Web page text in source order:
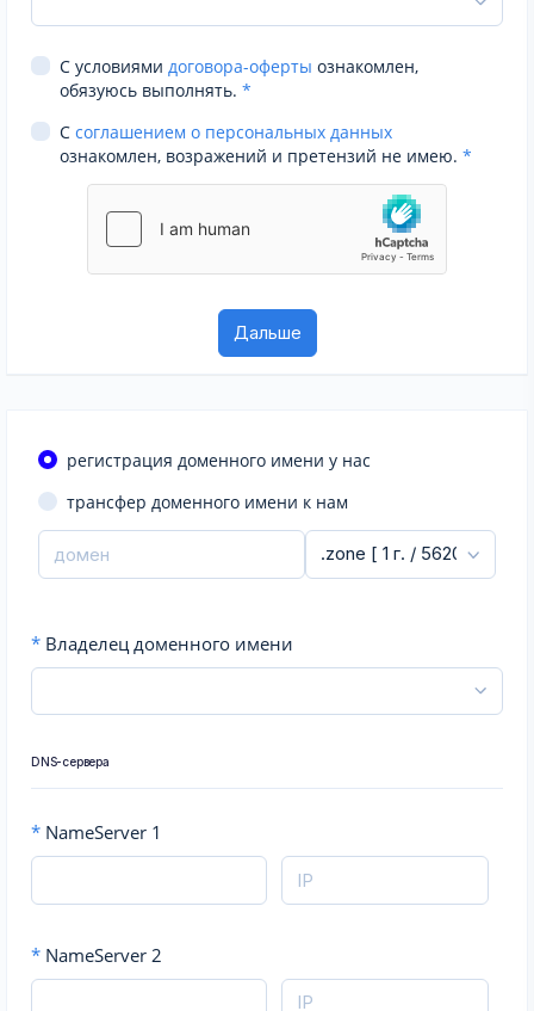
С условиями договора-оферты ознакомлен,
обязуюсь выполнять. *
С соглашением о персональных данных
ознакомлен, возражений и претензий не имею. *
регистрация доменного имени у нас
трансфер доменного имени к нам
* Владелец доменного имени
DNS-сервера
* NameServer 1
* NameServer 2